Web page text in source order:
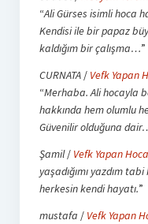
“Ali Gürses isimli hoca
Kendisi ile bir papaz
kaldığım bir çalışma…”
CURNATA/ Vefk Yapan
“Merhaba. Ali hocayla
hakkında hem olumlu
Güvenilir olduğuna
Şamil/ Vefk Yapan
yaşadığımı yazdım
herkesin kendi hayatı.”
mustafa / Vefk Yapan